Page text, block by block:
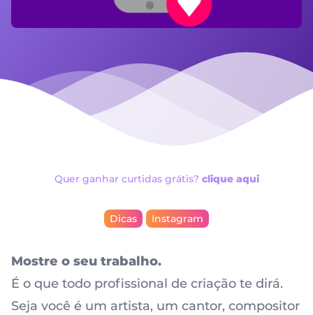
Quer ganhar curtidas grátis? clique aqui
Dicas Instagram
Mostre o seu trabalho.
É o que todo profissional de criação te dirá.
Seja você é um artista, um cantor, compositor